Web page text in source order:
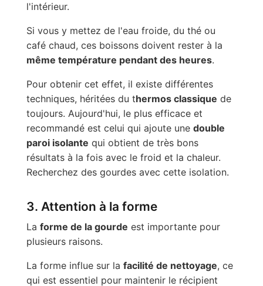
l'intérieur.
Si vous y mettez de l'eau froide, du thé ou
café chaud, ces boissons doivent rester à la
même température pendant des heures.
Pour obtenir cet effet, il existe différentes
techniques, héritées du thermos classique de
toujours. Aujourd'hui, le plus efficace et
recommandé est celui qui ajoute une double
paroi isolante qui obtient de très bons
résultats à la fois avec le froid et la chaleur.
Recherchez des gourdes avec cette isolation.
3. Attention à la forme
La forme de la gourde est importante pour
plusieurs raisons.
La forme influe sur la facilité de nettoyage, ce
qui est essentiel pour maintenir le récipient